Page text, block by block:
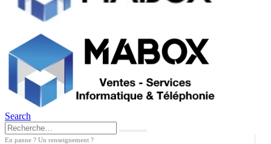
Search
En panne ? Un renseignement ?